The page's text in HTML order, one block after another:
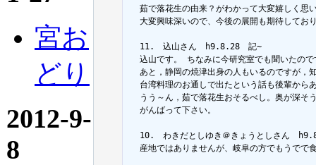
宮お
どり
2012-9-
8
茹で落花生の由来？がわかって大変嬉しく思
大変興味深いので、今後の展開も期待してお
  11.　込山さん　h9.8.28　記~
込山です。 ちなみに今研究室でも聞いたの
あと，静岡の焼津出身の人もいるのですが，
台湾料理のお通しで出たという話も後輩から
うう～ん，茹で落花生おそるべし。奥が深そ
  がんばって下さい。
10.　わきだとしゆき＠きょうとしさん　
産地ではありませんが、岐阜の方でもうでで